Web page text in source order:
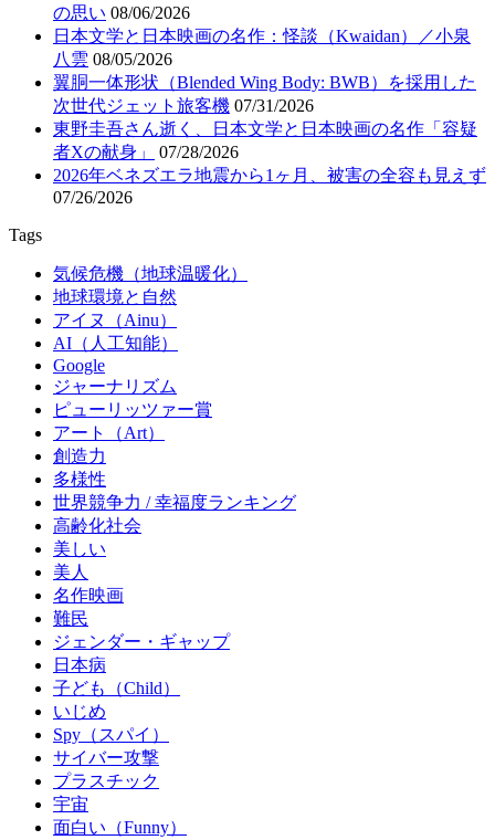
の思い 08/06/2026
日本文学と日本映画の名作：怪談（Kwaidan）／小泉
八雲 08/05/2026
翼胴一体形状（Blended Wing Body: BWB）を採用した
次世代ジェット旅客機 07/31/2026
東野圭吾さん逝く、日本文学と日本映画の名作「容疑
者Xの献身」
07/28/2026
2026年ベネズエラ地震から1ヶ月、被害の全容も見えず
07/26/2026
Tags
気候危機（地球温暖化）
地球環境と自然
アイヌ（Ainu）
AI（人工知能）
Google
ジャーナリズム
ピューリッツァー賞
アート（Art）
創造力
多様性
世界競争力 / 幸福度ランキング
高齢化社会
美しい
美人
名作映画
難民
ジェンダー・ギャップ
日本病
子ども（Child）
いじめ
Spy（スパイ）
サイバー攻撃
プラスチック
宇宙
面白い（Funny）